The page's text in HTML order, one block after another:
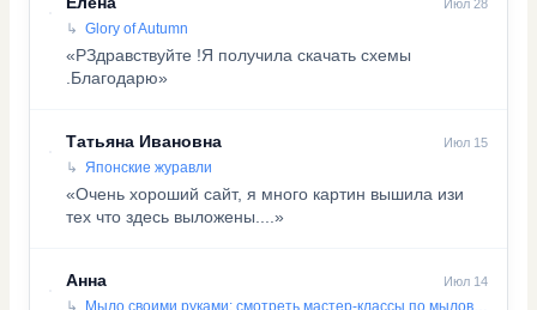
Июл 28
Glory of Autumn
«PЗдравствуйте !Я получила скачать схемы
.Благодарю»
Татьяна Ивановна Июл 15
Японские журавли
«Очень хороший сайт, я много картин вышила изи
тех что здесь выложены....»
Анна Июл 14